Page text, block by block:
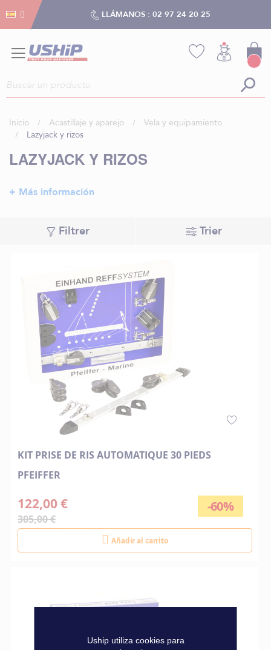
LLÁMANOS : 02 97 24 20 25
Inicio Acastillaje y aparejo
Vela y equipamiento
Lazyjack y rizos
LAZYJACK Y RIZOS
+ Más información
Filtrer Trier
KIT PRISE DE RIS AUTOMATIQUE 30 PIEDS
PFEIFFER
-60%
122,00 €
305,00 €
Añadir al carrito
Gestión de cookies
Uship utiliza cookies para
Gestión de cookies